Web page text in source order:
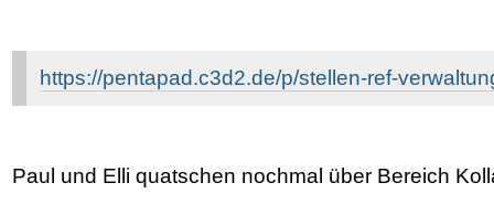
https://pentapad.c3d2.de/p/stellen-ref-
Paul und Elli quatschen nochmal über Bereich